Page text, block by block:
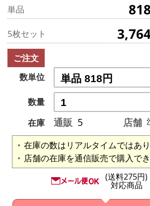
単品
5枚セット
ご注文
数単位
数量
在庫
通販 5 店舗
在庫の数はリアルタイムではあり
店舗の在庫を通信販売で購入でき
(送料275円)
対応商品